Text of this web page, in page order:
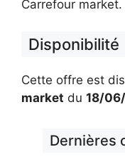
Carrefour market.
Disponibilité
Cette offre est
market du 18/
Dernières